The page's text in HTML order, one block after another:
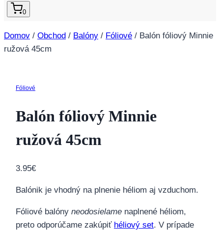
0
Domov / Obchod / Balóny / Fóliové / Balón fóliový Minnie
ružová 45cm
Fóliové
Balón fóliový Minnie
ružová 45cm
3.95€
Balónik je vhodný na plnenie héliom aj vzduchom.
Fóliové balóny neodosielame naplnené héliom,
preto odporúčame zakúpiť héliový set. V prípade